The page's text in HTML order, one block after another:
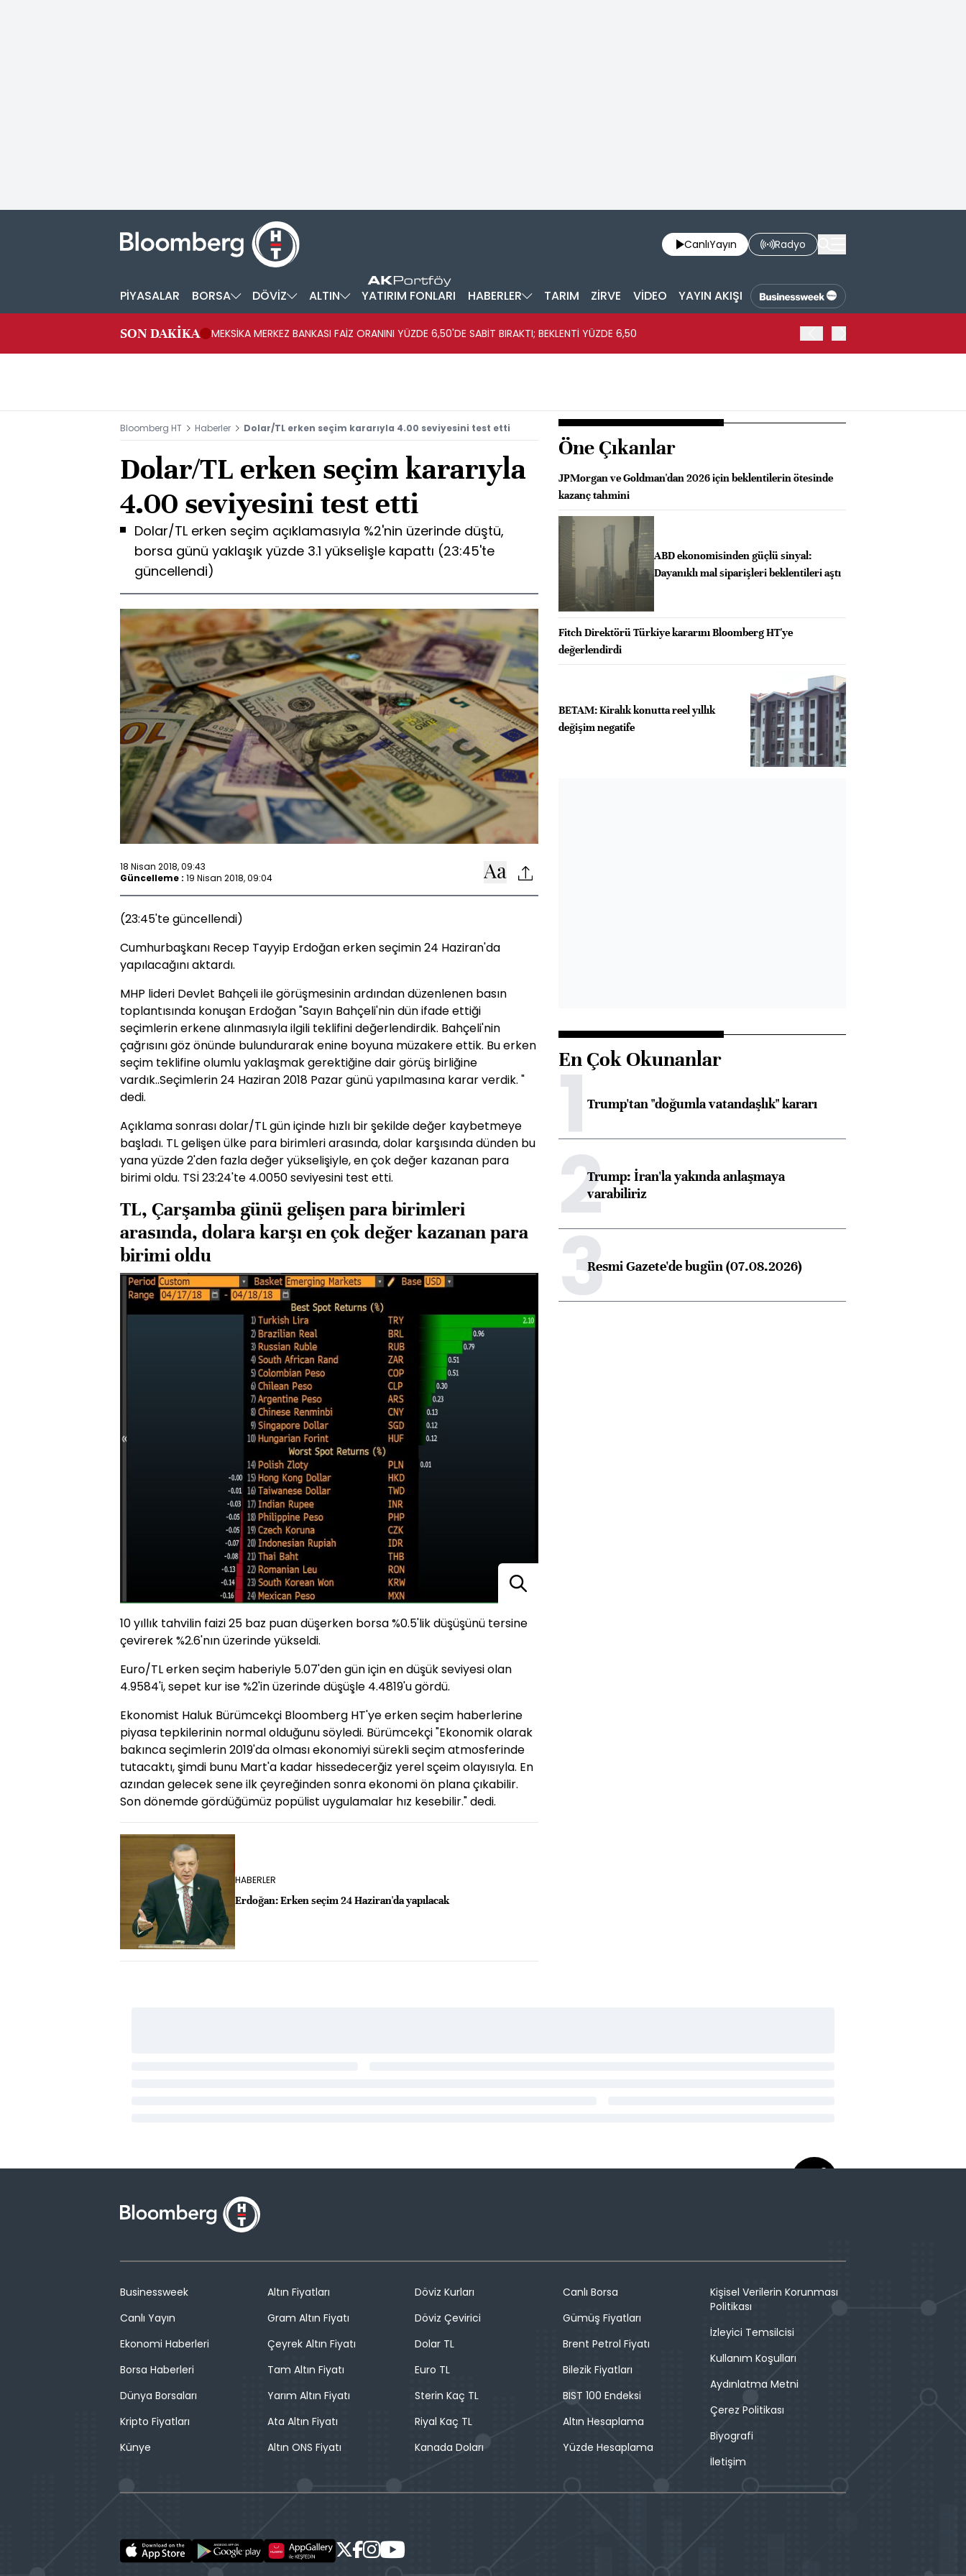
CanlıYayın Radyo
PİYASALAR BORSA DÖVİZ ALTIN YATIRIM FONLARI HABERLER TARIM ZİRVE VİDEO YAYIN AKIŞI
SON DAKİKA MEKSİKA MERKEZ BANKASI FAİZ ORANINI YÜZDE 6,50'DE SABİT BIRAKTI; BEKLENTİ YÜZDE 6,50
Bloomberg HT Haberler Dolar/TL erken seçim kararıyla 4.00 seviyesini test etti
Dolar/TL erken seçim kararıyla
4.00 seviyesini test etti
Dolar/TL erken seçim açıklamasıyla %2'nin üzerinde düştü,
borsa günü yaklaşık yüzde 3.1 yükselişle kapattı (23:45'te
güncellendi)
18 Nisan 2018, 09:43
Güncelleme : 19 Nisan 2018, 09:04
(23:45'te güncellendi)
Cumhurbaşkanı Recep Tayyip Erdoğan erken seçimin 24 Haziran'da
yapılacağını aktardı.
MHP lideri Devlet Bahçeli ile görüşmesinin ardından düzenlenen basın
toplantısında konuşan Erdoğan "Sayın Bahçeli'nin dün ifade ettiği
seçimlerin erkene alınmasıyla ilgili teklifini değerlendirdik. Bahçeli'nin
çağrısını göz önünde bulundurarak enine boyuna müzakere ettik. Bu erken
seçim teklifine olumlu yaklaşmak gerektiğine dair görüş birliğine
vardık..Seçimlerin 24 Haziran 2018 Pazar günü yapılmasına karar verdik. "
dedi.
Açıklama sonrası dolar/TL gün içinde hızlı bir şekilde değer kaybetmeye
başladı. TL gelişen ülke para birimleri arasında, dolar karşısında dünden bu
yana yüzde 2'den fazla değer yükselişiyle, en çok değer kazanan para
birimi oldu. TSİ 23:24'te 4.0050 seviyesini test etti.
TL, Çarşamba günü gelişen para birimleri
arasında, dolara karşı en çok değer kazanan para
birimi oldu
10 yıllık tahvilin faizi 25 baz puan düşerken borsa %0.5'lik düşüşünü tersine
çevirerek %2.6'nın üzerinde yükseldi.
Euro/TL erken seçim haberiyle 5.07'den gün için en düşük seviyesi olan
4.9584'i, sepet kur ise %2'in üzerinde düşüşle 4.4819'u gördü.
Ekonomist Haluk Bürümcekçi Bloomberg HT'ye erken seçim haberlerine
piyasa tepkilerinin normal olduğunu söyledi. Bürümcekçi "Ekonomik olarak
bakınca seçimlerin 2019'da olması ekonomiyi sürekli seçim atmosferinde
tutacaktı, şimdi bunu Mart'a kadar hissedecerğiz yerel sçeim olayısıyla. En
azından gelecek sene ilk çeyreğinden sonra ekonomi ön plana çıkabilir.
Son dönemde gördüğümüz popülist uygulamalar hız kesebilir." dedi.
HABERLER
Erdoğan: Erken seçim 24 Haziran'da yapılacak
Öne Çıkanlar
JPMorgan ve Goldman'dan 2026 için beklentilerin ötesinde
kazanç tahmini
ABD ekonomisinden güçlü sinyal:
Dayanıklı mal siparişleri beklentileri aştı
Fitch Direktörü Türkiye kararını Bloomberg HT'ye
değerlendirdi
BETAM: Kiralık konutta reel yıllık
değişim negatife
En Çok Okunanlar
1Trump'tan "doğumla vatandaşlık" kararı
2Trump: İran'la yakında anlaşmaya
varabiliriz
3Resmi Gazete'de bugün (07.08.2026)
Businessweek
Canlı Yayın
Ekonomi Haberleri
Borsa Haberleri
Dünya Borsaları
Kripto Fiyatları
Künye
Altın Fiyatları
Gram Altın Fiyatı
Çeyrek Altın Fiyatı
Tam Altın Fiyatı
Yarım Altın Fiyatı
Ata Altın Fiyatı
Altın ONS Fiyatı
Döviz Kurları
Döviz Çevirici
Dolar TL
Euro TL
Sterin Kaç TL
Riyal Kaç TL
Kanada Doları
Canlı Borsa
Gümüş Fiyatları
Brent Petrol Fiyatı
Bilezik Fiyatları
BIST 100 Endeksi
Altın Hesaplama
Yüzde Hesaplama
Kişisel Verilerin Korunması
Politikası
İzleyici Temsilcisi
Kullanım Koşulları
Aydınlatma Metni
Çerez Politikası
Biyografi
İletişim